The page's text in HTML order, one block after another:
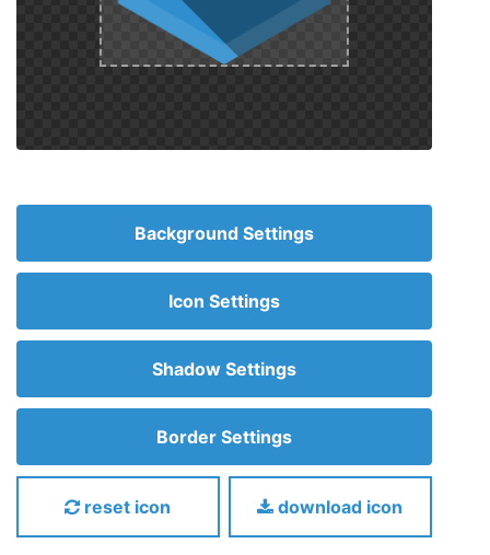
Background Settings
Icon Settings
Shadow Settings
Border Settings
reset icon download icon